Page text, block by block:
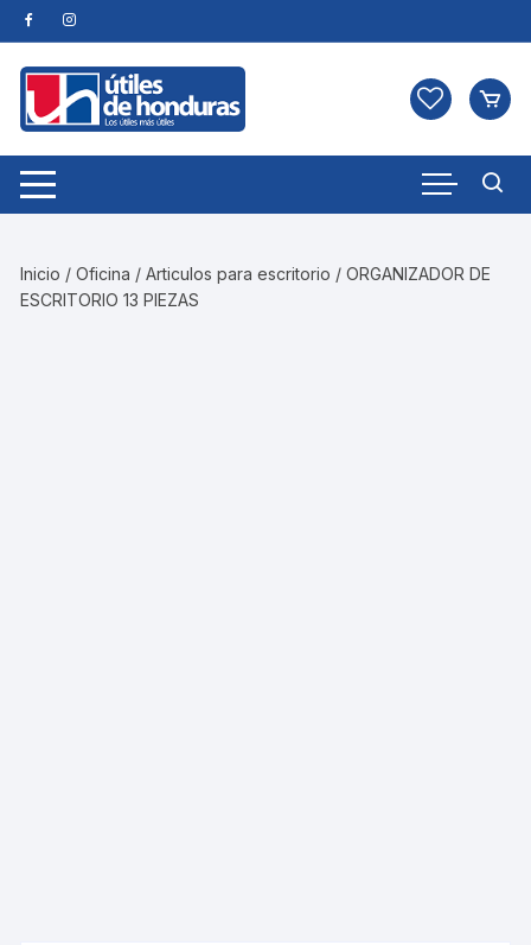
Skip
to
content
Inicio /Oficina /Articulos para escritorio / ORGANIZADOR DE
ESCRITORIO 13 PIEZAS